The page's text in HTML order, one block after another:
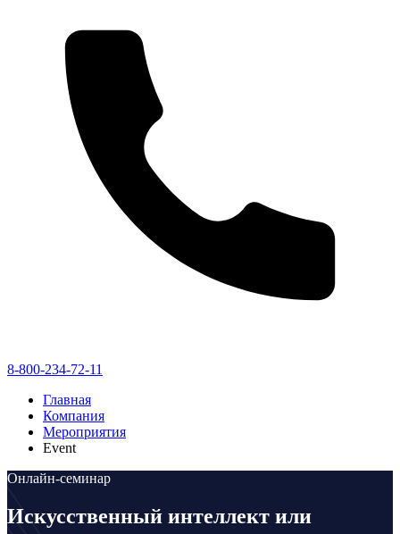
8-800-234-72-11
Главная
Компания
Мероприятия
Event
Онлайн-семинар
Искусственный интеллект или